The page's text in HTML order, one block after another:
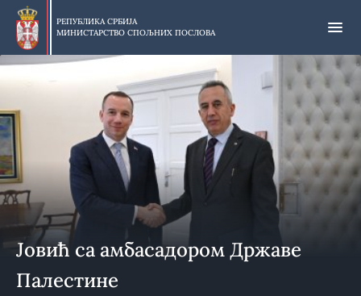
Прескочи
главни
део
садржаја
РЕПУБЛИКА СРБИЈА
МИНИСТАРСТВО СПОЉНИХ ПОСЛОВА
Јовић са амбасадором Државе
Палестине